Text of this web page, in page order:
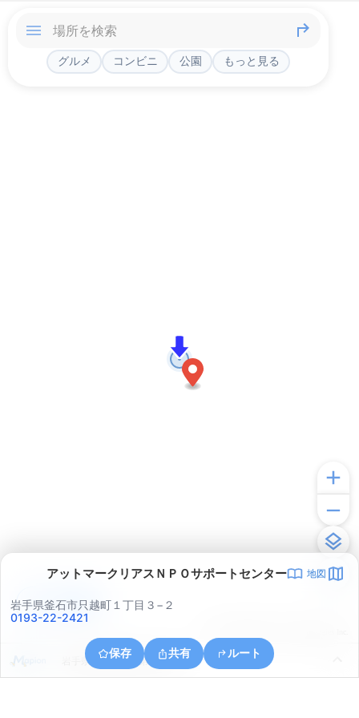
グルメ コンビニ 公園 もっと見る
アットマークリアスＮＰＯサポートセンター 地図
岩手県釜石市只越町１丁目３−２
0193-22-2421
保存 共有 ルート
岩手県釜石市釜石第３地割
アプリで見る